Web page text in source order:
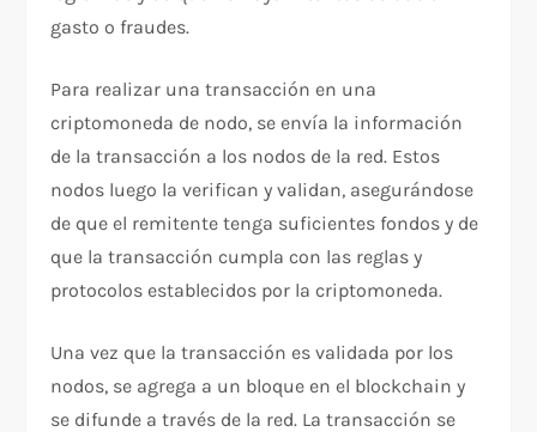
gasto o fraudes.
Para realizar una transacción en una
criptomoneda de nodo, se envía la información
de la transacción a los nodos de la red. Estos
nodos luego la verifican y validan, asegurándose
de que el remitente tenga suficientes fondos y de
que la transacción cumpla con las reglas y
protocolos establecidos por la criptomoneda.
Una vez que la transacción es validada por los
nodos, se agrega a un bloque en el blockchain y
se difunde a través de la red. La transacción se